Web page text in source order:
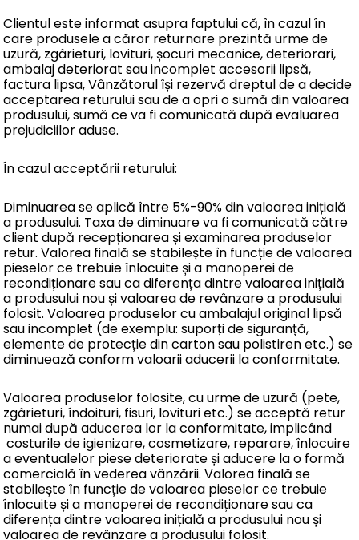
Clientul este informat asupra faptului că, în cazul în
care produsele a căror returnare prezintă urme de
uzură, zgârieturi, lovituri, șocuri mecanice, deteriorari,
ambalaj deteriorat sau incomplet accesorii lipsă,
factura lipsa, Vânzătorul își rezervă dreptul de a decide
acceptarea returului sau de a opri o sumă din valoarea
produsului, sumă ce va fi comunicată după evaluarea
prejudiciilor aduse.
În cazul acceptării returului:
Diminuarea se aplică între 5%-90% din valoarea inițială
a produsului. Taxa de diminuare va fi comunicată către
client după recepționarea și examinarea produselor
retur. Valorea finală se stabilește în funcție de valoarea
pieselor ce trebuie înlocuite și a manoperei de
recondiționare sau ca diferența dintre valoarea inițială
a produsului nou și valoarea de revânzare a produsului
folosit. Valoarea produselor cu ambalajul original lipsă
sau incomplet (de exemplu: suporți de siguranță,
elemente de protecție din carton sau polistiren etc.) se
diminuează conform valoarii aducerii la conformitate.
Valoarea produselor folosite, cu urme de uzură (pete,
zgârieturi, îndoituri, fisuri, lovituri etc.) se acceptă retur
numai după aducerea lor la conformitate, implicând
costurile de igienizare, cosmetizare, reparare, înlocuire
a eventualelor piese deteriorate și aducere la o formă
comercială în vederea vânzării. Valorea finală se
stabilește în funcție de valoarea pieselor ce trebuie
înlocuite și a manoperei de recondiționare sau ca
diferența dintre valoarea inițială a produsului nou și
valoarea de revânzare a produsului folosit.